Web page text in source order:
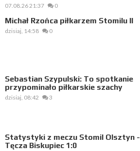
07.08.26 21:37
0
Michał Rzońca piłkarzem Stomilu II
dzisiaj, 14:58 0
Sebastian Szypulski: To spotkanie
przypominało piłkarskie szachy
dzisiaj, 08:42 3
Statystyki z meczu Stomil Olsztyn -
Tęcza Biskupiec 1:0